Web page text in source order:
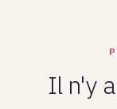
Il n'y